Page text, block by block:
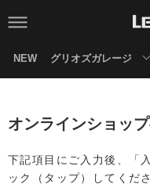
NEW グリオズガレージ
オンラインショッ
下記項目にご入力後、「
ック（タップ）してくだ